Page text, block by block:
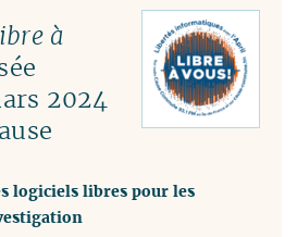
à
2024
logiciels libres pour les